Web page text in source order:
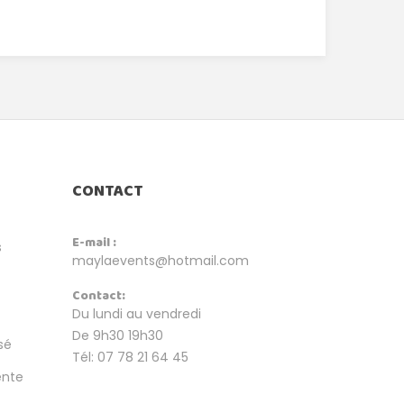
CONTACT
E-mail :
maylaevents@hotmail.com
Contact:
Du lundi au vendredi
De 9h30 19h30
Tél: 07 78 21 64 45